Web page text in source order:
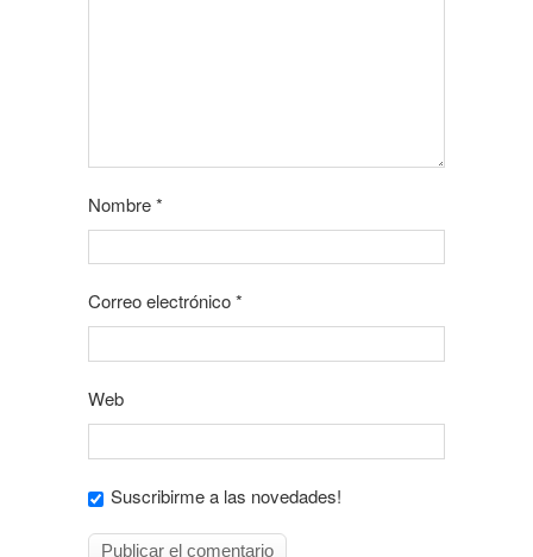
Nombre*
Correo electrónico*
Web
Suscribirme a las novedades!